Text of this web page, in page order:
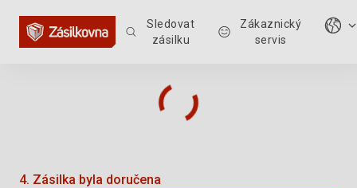
Sledovat
zásilku
Zákaznický
servis
Sledování zásilky: Z 107 9605 793
4. Zásilka byla doručena